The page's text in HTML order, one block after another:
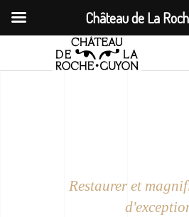
Restaurer et
Château de La